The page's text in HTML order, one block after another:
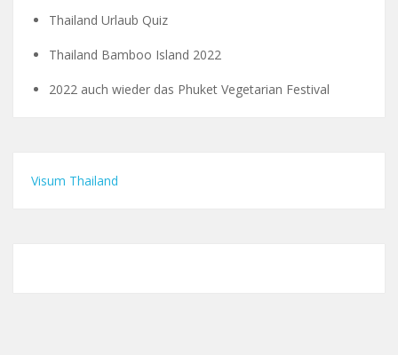
Thailand Urlaub Quiz
Thailand Bamboo Island 2022
2022 auch wieder das Phuket Vegetarian Festival
Visum Thailand